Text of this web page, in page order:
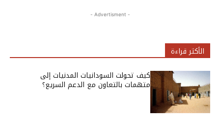
- Advertisment -
الأكثر قراءة
كيف تحولت السودانيات المدنيات إلى
متهمات بالتعاون مع الدعم السريع؟